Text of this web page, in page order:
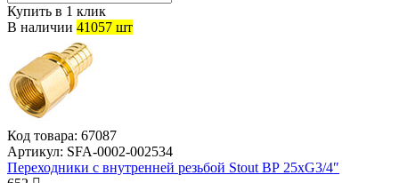
Купить в 1 клик
В наличии 41057 шт
Код товара: 67087
Артикул: SFA-0002-002534
Переходники с внутренней резьбой Stout ВР 25хG3/4″